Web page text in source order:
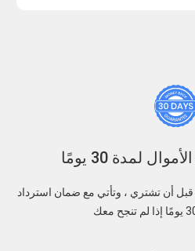
لمدة 30 يومًا
أن تشتري ، وتأتي مع ضمان استرداد